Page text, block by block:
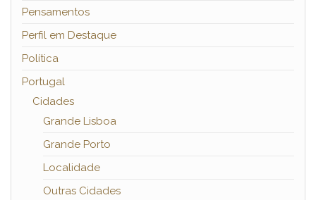
Pensamentos
Perfil em Destaque
Política
Portugal
Cidades
Grande Lisboa
Grande Porto
Localidade
Outras Cidades